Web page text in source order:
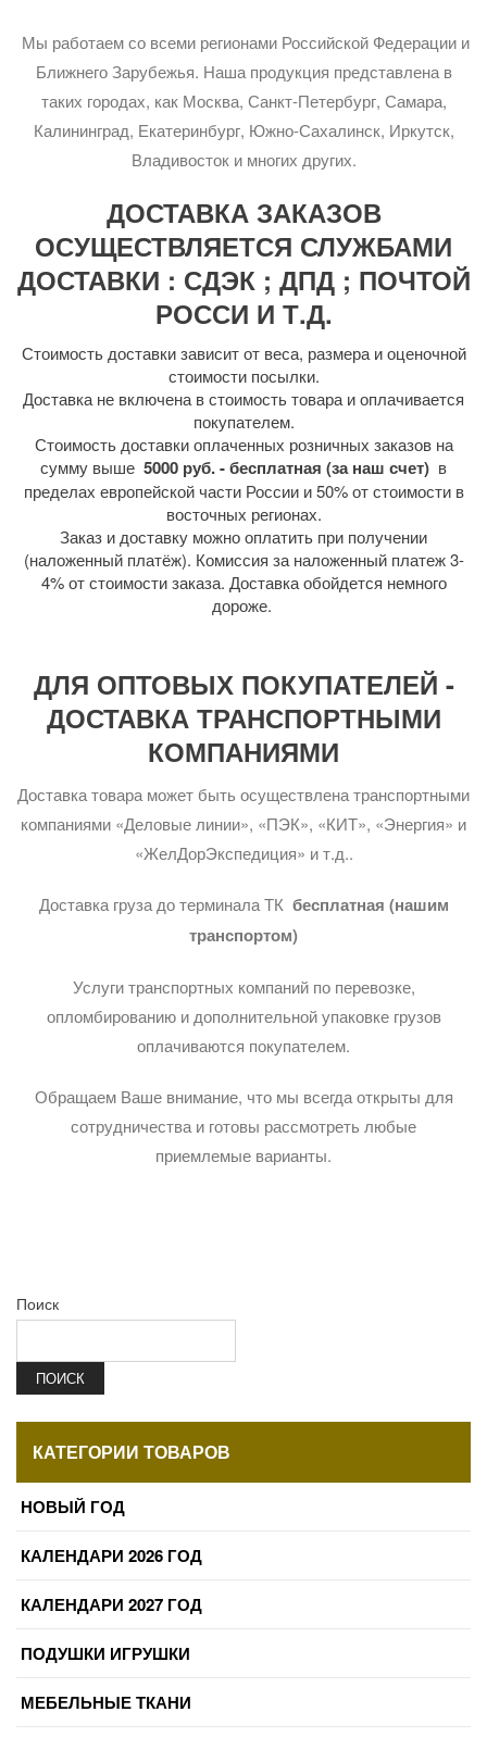
Мы работаем со всеми регионами Российской Федерации и
Ближнего Зарубежья. Наша продукция представлена в
таких городах, как Москва, Санкт-Петербург, Самара,
Калининград, Екатеринбург, Южно-Сахалинск, Иркутск,
Владивосток и многих других.
ДОСТАВКА ЗАКАЗОВ
ОСУЩЕСТВЛЯЕТСЯ СЛУЖБАМИ
ДОСТАВКИ : СДЭК ; ДПД ; ПОЧТОЙ
РОССИ И Т.Д.
Стоимость доставки зависит от веса, размера и оценочной
стоимости посылки.
Доставка не включена в стоимость товара и оплачивается
покупателем.
Стоимость доставки оплаченных розничных заказов на
сумму выше 5000 руб. - бесплатная (за наш счет) в
пределах европейской части России и 50% от стоимости в
восточных регионах.
Заказ и доставку можно оплатить при получении
(наложенный платёж). Комиссия за наложенный платеж 3-
4% от стоимости заказа. Доставка обойдется немного
дороже.
ДЛЯ ОПТОВЫХ ПОКУПАТЕЛЕЙ -
ДОСТАВКА ТРАНСПОРТНЫМИ
КОМПАНИЯМИ
Доставка товара может быть осуществлена транспортными
компаниями «Деловые линии», «ПЭК», «КИТ», «Энергия» и
«ЖелДорЭкспедиция» и т.д..
Доставка груза до терминала ТК бесплатная (нашим
транспортом)
Услуги транспортных компаний по перевозке,
опломбированию и дополнительной упаковке грузов
оплачиваются покупателем.
Обращаем Ваше внимание, что мы всегда открыты для
сотрудничества и готовы рассмотреть любые
приемлемые варианты.
Поиск
ПОИСК
КАТЕГОРИИ ТОВАРОВ
НОВЫЙ ГОД
КАЛЕНДАРИ 2026 ГОД
КАЛЕНДАРИ 2027 ГОД
ПОДУШКИ ИГРУШКИ
МЕБЕЛЬНЫЕ ТКАНИ